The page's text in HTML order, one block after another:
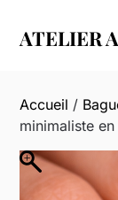
ATELIER
Accueil /
minimaliste